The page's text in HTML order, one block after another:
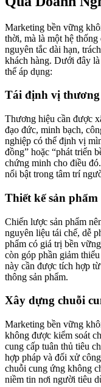
Marketing bền vững
thời, mà là một hệ
nguyên tắc dài hạn,
khách hàng. Dưới đây
thể áp dụng:
Tái định vị
Thương hiệu cần được
đạo đức, minh bạch,
nghiệp có thể định vị
đồng” hoặc “phát triển
chứng minh cho điều
nổi bật trong tâm trí
Thiết kế sản
Chiến lược sản phẩm
nguyên liệu tái chế, dễ
phẩm có giá trị bền
còn góp phần giảm
này cần được tích hợp
thông sản phẩm.
Xây dựng chuỗi
Marketing bền vững
không được kiểm soát
cung cấp tuân thủ tiêu
hợp pháp và đối xử
chuỗi cung ứng không
niềm tin nơi người tiêu